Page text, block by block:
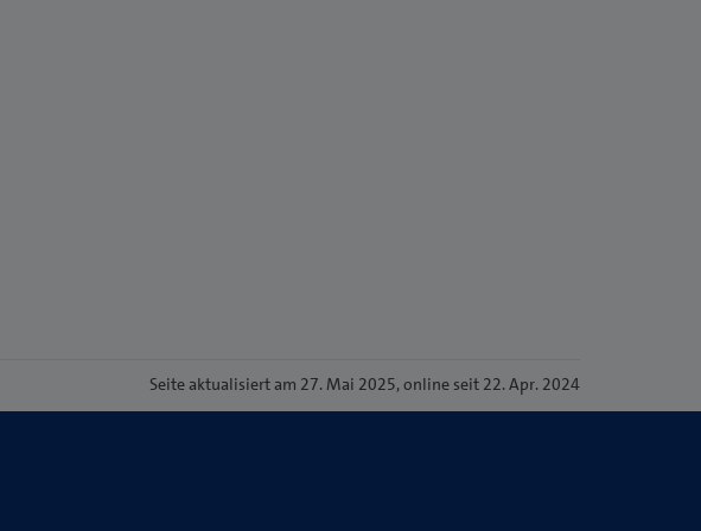
Seiteaktualisiert am 27. Mai 2025, online seit 22. Apr. 2024